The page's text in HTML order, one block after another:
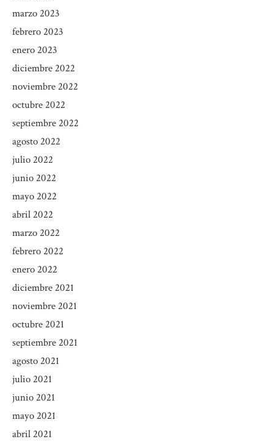
marzo 2023
febrero 2023
enero 2023
diciembre 2022
noviembre 2022
octubre 2022
septiembre 2022
agosto 2022
julio 2022
junio 2022
mayo 2022
abril 2022
marzo 2022
febrero 2022
enero 2022
diciembre 2021
noviembre 2021
octubre 2021
septiembre 2021
agosto 2021
julio 2021
junio 2021
mayo 2021
abril 2021